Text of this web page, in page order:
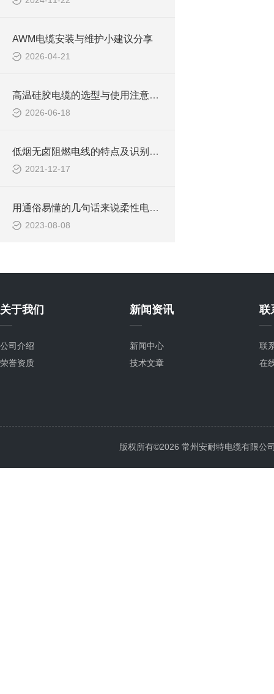
AWM电缆安装与维护小建议分享
2026-04-21
高温硅胶电缆的选型与使用注意事项
2026-06-18
低烟无卤阻燃电线的特点及识别方法
2021-12-17
用通俗易懂的几句话来说柔性电缆的优点
2023-08-08
关于我们
公司介绍
荣誉资质
新闻资讯
新闻中心
技术文章
联
联
在
版权所有©2026 常州安耐特电缆有限